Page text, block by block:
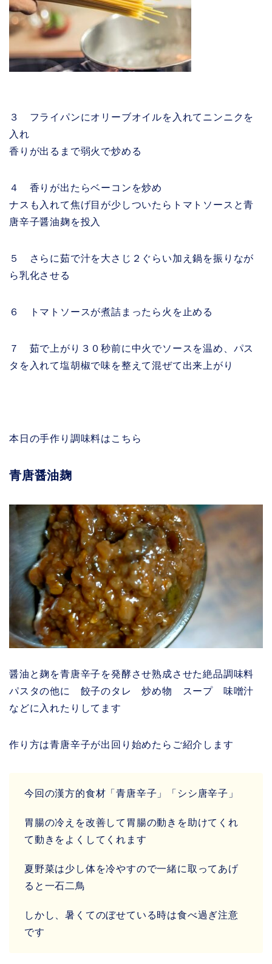
３ フライパンにオリーブオイルを入れてニンニクを
入れ
香りが出るまで弱火で炒める
４ 香りが出たらベーコンを炒め
ナスも入れて焦げ目が少しついたらトマトソースと青
唐辛子醤油麹を投入
５ さらに茹で汁を大さじ２ぐらい加え鍋を振りなが
ら乳化させる
６ トマトソースが煮詰まったら火を止める
７ 茹で上がり３０秒前に中火でソースを温め、パス
タを入れて塩胡椒で味を整えて混ぜて出来上がり
本日の手作り調味料はこちら
青唐醤油麹
醤油と麹を青唐辛子を発酵させ熟成させた絶品調味料
パスタの他に 餃子のタレ 炒め物 スープ 味噌汁
などに入れたりしてます
作り方は青唐辛子が出回り始めたらご紹介します
今回の漢方的食材「青唐辛子」「シシ唐辛子」
胃腸の冷えを改善して胃腸の動きを助けてくれ
て動きをよくしてくれます
夏野菜は少し体を冷やすので一緒に取ってあげ
ると一石二鳥
しかし、暑くてのぼせている時は食べ過ぎ注意
です